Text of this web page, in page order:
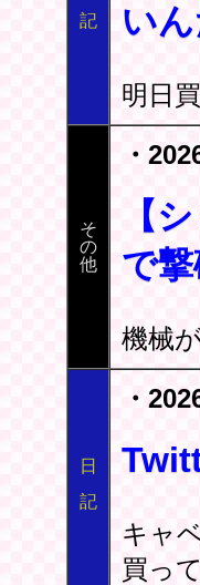
記
いん
明日
そ
の
他
・
【
で
機械
日
記
・
キャ
買っ